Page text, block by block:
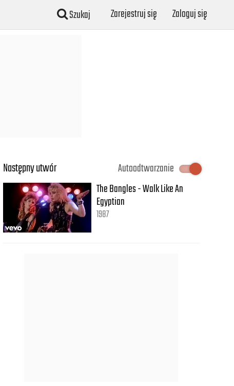
Szukaj Zarejestruj się Zaloguj się
Następny utwór
Autoodtwarzanie
The Bangles - Walk Like An
Egyptian
1987